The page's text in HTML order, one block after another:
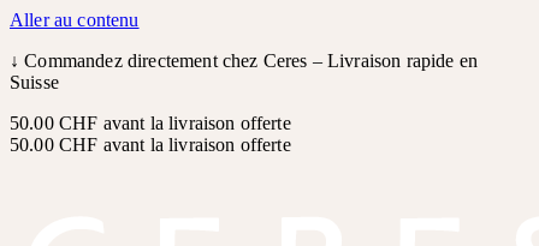
Aller au contenu
↓Commandez directement chez Ceres – Livraison rapide en
Suisse
50.00 CHF avant la livraison offerte
50.00 CHF avant la livraison offerte